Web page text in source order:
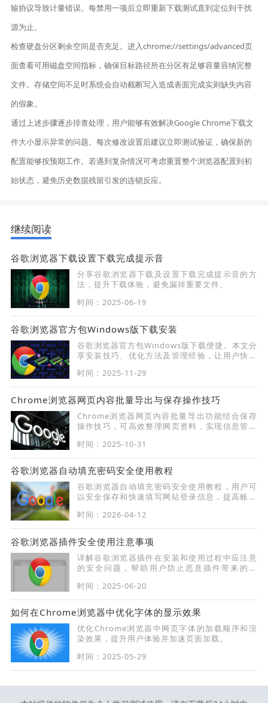
输协议导致计量错误。每禁用一项后立即重新下载测试直到定位到干扰
源为止。
检查硬盘分区剩余空间是否充足。进入chrome://settings/advanced页
面查看可用磁盘空间指标，确保目标路径所在分区有足够容量容纳完整
文件。存储空间不足时系统会自动截断写入造成表面完成实则缺失内容
的假象。
通过上述步骤逐步排查处理，用户能够有效解决Google Chrome下载文
件大小显示异常的问题。每次修改设置后建议立即测试验证，确保新的
配置能够按预期工作。若遇到复杂情况可考虑重置整个浏览器配置到初
始状态，避免历史数据残留引发的连锁反应。
继续阅读
谷歌浏览器下载设置下载完成提示音
分享谷歌浏览器下载及设置下载完成提示音的方
法，提升下载体验，避免漏掉重要文件。
时间：2025-06-19
谷歌浏览器官方包Windows版下载安装
谷歌浏览器官方包Windows版下载便捷。本文分
享安装技巧、优化方法及管理经验，让用户快速
时间：2025-11-29
Chrome浏览器网页内容批量导出与保存操作技巧
Chrome浏览器网页内容批量导出功能结合保存
操作技巧，可高效整理网页资料，实现信息管理
时间：2025-10-31
谷歌浏览器自动填充密码安全使用教程
谷歌浏览器自动填充密码安全使用教程，用户可
以安全保存和快速填写网站登录信息，提高账户
时间：2026-04-12
谷歌浏览器插件安全使用注意事项
详解谷歌浏览器插件在安装和使用过程中应注意
的安全问题，帮助用户防止恶意插件带来的隐
时间：2025-06-20
如何在Chrome浏览器中优化字体的显示效果
优化Chrome浏览器中网页字体的加载顺序和渲
染效果，提升用户体验并加速页面加载。
时间：2025-05-29